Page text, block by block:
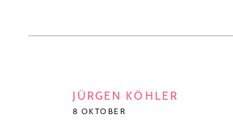
JÜRGEN KÖHLER
8 OKTOBER